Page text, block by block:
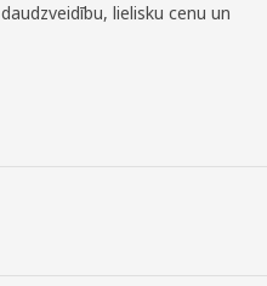
lielisku cenu un